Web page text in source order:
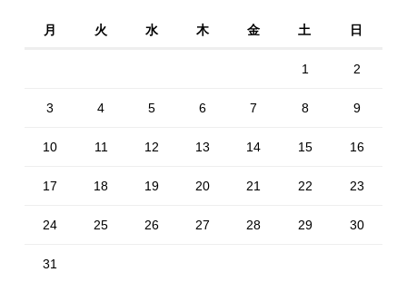
月 火 水 木 金 土 日
1 2
3 4 5 6 7 8 9
10 11 12 13 14 15 16
17 18 19 20 21 22 23
24 25 26 27 28 29 30
31